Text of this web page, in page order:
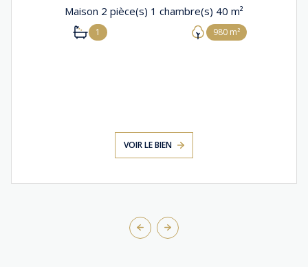
Maison 2 pièce(s) 1 chambre(s) 40 m²
1 980 m²
VOIR LE BIEN